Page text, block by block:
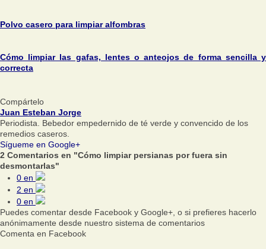
Polvo casero para limpiar alfombras
Cómo limpiar las gafas, lentes o anteojos de forma sencilla y
correcta
Compártelo
Juan Esteban Jorge
Periodista. Bebedor empedernido de té verde y convencido de los
remedios caseros.
Sígueme en Google+
2 Comentarios en "Cómo limpiar persianas por fuera sin
desmontarlas"
0 en
2 en
0 en
Puedes comentar desde Facebook y Google+, o si prefieres hacerlo
anónimamente desde nuestro sistema de comentarios
Comenta en Facebook